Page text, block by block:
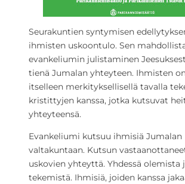
Seurakuntien syntymisen
ihmisten uskoontulo. Sen
evankeliumin julistaminen
tienä Jumalan yhteyteen. Ihmisten
itselleen merkityksellisellä tavalla
kristittyjen kanssa, jotka kutsuvat
yhteyteensä.
Evankeliumi kutsuu ihmisiä Jumalan
valtakuntaan. Kutsun
uskovien yhteyttä. Yhdessä olemista
tekemistä. Ihmisiä, joiden kanssa